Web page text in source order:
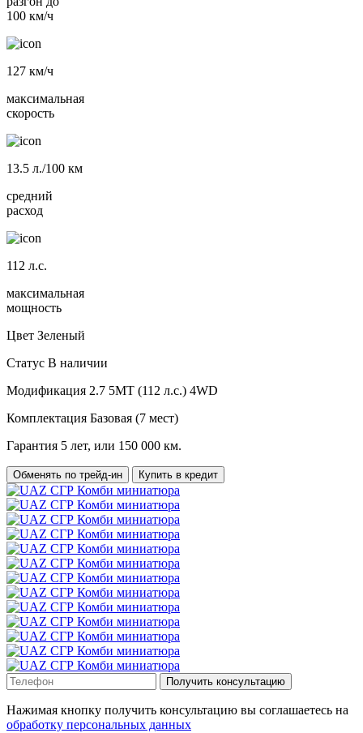
100 км/ч
127 км/ч
максимальная
скорость
13.5 л./100 км
средний
расход
112 л.с.
максимальная
мощность
Цвет Зеленый
Статус В наличии
Модификация 2.7 5MT (112 л.с.) 4WD
Комплектация Базовая (7 мест)
Гарантия 5 лет, или 150 000 км.
Обменять по трейд-ин Купить в кредит
Получить консультацию
Нажимая кнопку получить консультацию вы соглашаетесь на
обработку персональных данных